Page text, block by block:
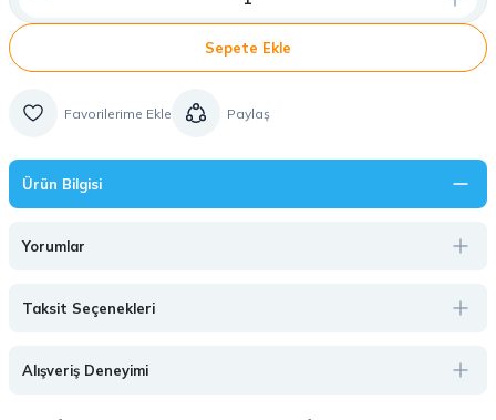
Sepete Ekle
Paylaş
Ürün Bilgisi
Yorumlar
Taksit Seçenekleri
Alışveriş Deneyimi